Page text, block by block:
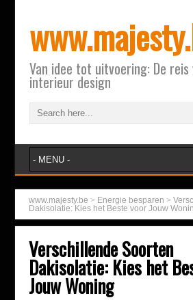
Van idee tot uitvoering: De
interieur design
www.majesty.be > Energie besparen >
Dakisolatie: Kies het Beste voor Jouw
Verschillende Soorten
Dakisolatie: Kies het
Jouw Woning